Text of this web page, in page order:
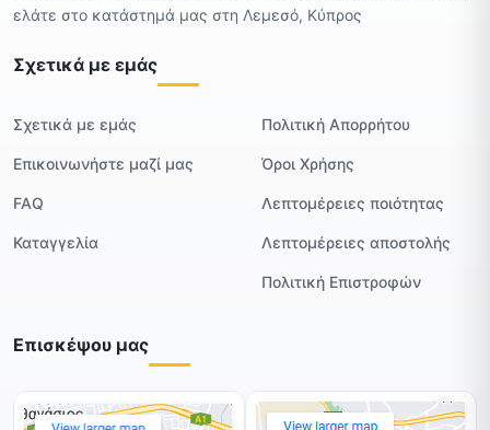
ελάτε στο κατάστημά μας στη Λεμεσό, Κύπρος
Σχετικά με εμάς
Σχετικά με εμάς
Επικοινωνήστε μαζί μας
FAQ
Καταγγελία
Πολιτική Απορρήτου
Όροι Χρήσης
Λεπτομέρειες ποιότητας
Λεπτομέρειες αποστολής
Πολιτική Επιστροφών
Επισκέψου μας